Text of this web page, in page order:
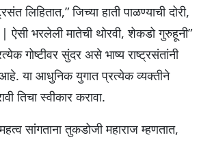
लिहितात,” जिच्या हाती पाळण्याची दोरी,
| ऐसी भरलेली मातेची थोरवी, शेकडो गुरुहूनी”
गोष्टीवर सुंदर असे भाष्य राष्ट्रसंतांनी
या आधुनिक युगात प्रत्येक व्यक्तीने
तिचा स्वीकार करावा.
सांगताना तुकडोजी महाराज म्हणतात,